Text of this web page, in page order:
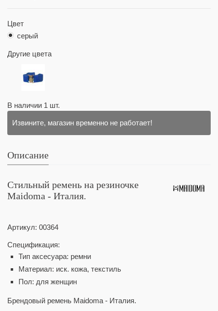
Цвет
серый
Другие цвета
В наличии 1 шт.
Извините, магазин временно не работает!
Описание
Стильный ремень на резиночке
Maidoma - Италия.
Артикул: 00364
Спецификация:
Тип аксесуара: ремни
Материал: иск. кожа, текстиль
Пол: для женщин
Брендовый ремень Maidoma - Италия.